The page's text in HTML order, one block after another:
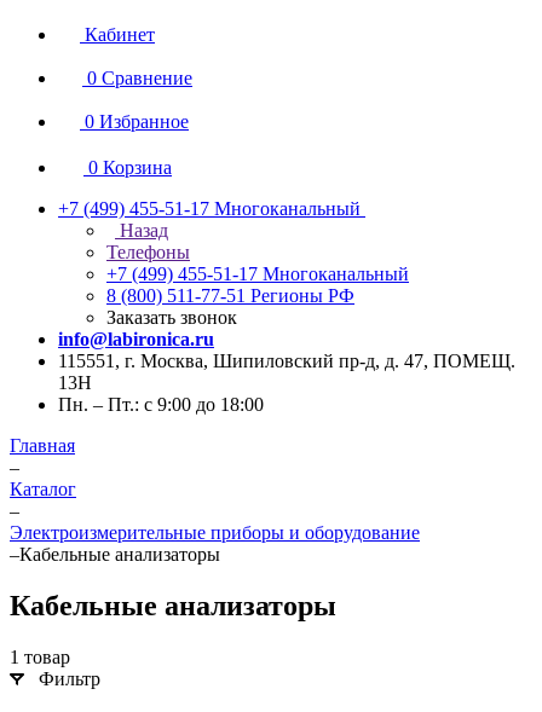
Кабинет
0 Сравнение
0 Избранное
0 Корзина
+7 (499) 455-51-17 Многоканальный
Назад
Телефоны
+7 (499) 455-51-17 Многоканальный
8 (800) 511-77-51 Регионы РФ
Заказать звонок
info@labironica.ru
115551, г. Москва, Шипиловский пр-д, д. 47, ПОМЕЩ.
13Н
Пн. – Пт.: с 9:00 до 18:00
Главная
–
Каталог
–
Электроизмерительные приборы и оборудование
–Кабельные анализаторы
Кабельные анализаторы
1 товар
Фильтр